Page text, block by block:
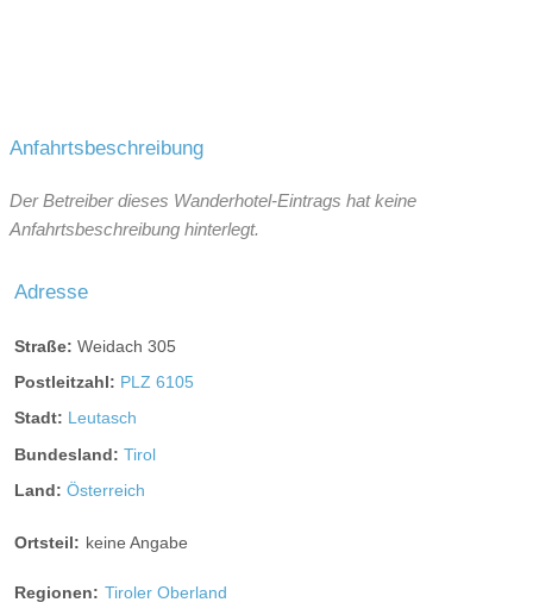
Anfahrtsbeschreibung
Der Betreiber dieses Wanderhotel-Eintrags hat keine
Anfahrtsbeschreibung hinterlegt.
Adresse
Straße: Weidach 305
Postleitzahl: PLZ 6105
Stadt: Leutasch
Bundesland: Tirol
Land: Österreich
Ortsteil: keine Angabe
Regionen: Tiroler Oberland